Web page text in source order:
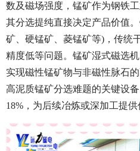
数及磁场强度， 锰矿作为钢铁
其分选提纯直接决定产品价值
矿、硬锰矿、菱锰矿等)，传统
精度低等问题。锰矿湿式磁选
实现磁性锰矿物与非磁性脉石
高泥质锰矿分选难题的关键设
18%，为后续冶炼或深加工提供